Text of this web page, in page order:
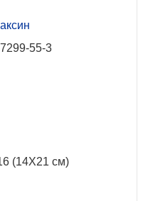
55-3
(14Х21 см)